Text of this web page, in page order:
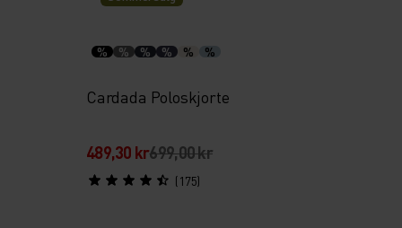
% % % % % %
Cardada Poloskjorte
489,30 kr699,00 kr
(175)